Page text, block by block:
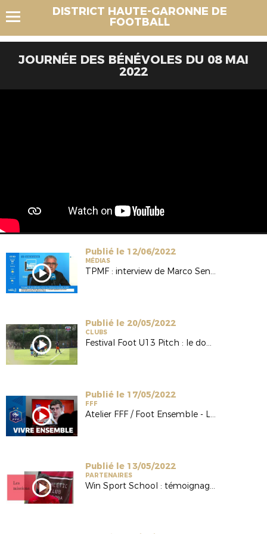
DISTRICT HAUTE-GARONNE DE
FOOTBALL
JOURNÉE DES BÉNÉVOLES DU 08 MAI
2022
Publié le 12/06/2022
MÉDIAS
TPMF : interview de Marco Sentein sur France Bleu Occitanie
Publié le 20/05/2022
CLUBS
Festival Foot U13 Pitch : le doublé pour Toulouse
Publié le 17/05/2022
FFF
Atelier FFF / Foot Ensemble - Lutte contre l'homophobie
Publié le 13/05/2022
PARTENAIRES
Win Sport School : témoignage de Nicolas TALAZAC (ACG)